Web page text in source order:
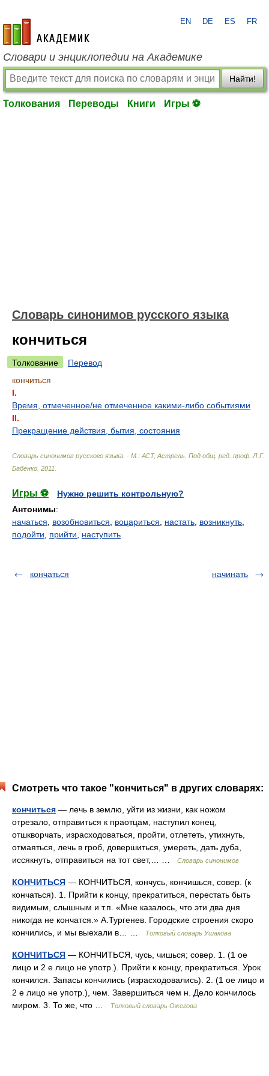
academic.ru
EN DE ES FR
Словари и энциклопедии на Академике
Найти!
Толкования Переводы Книги Игры ⚽
Словарь синонимов русского языка
кончиться
Толкование
Перевод
кончиться
I.
Время, отмеченное/не отмеченное какими-либо событиями
II.
Прекращение действия, бытия, состояния
Словарь синонимов русского языка. - М.: АСТ, Астрель Под общ. ред. проф. Л.Г.
Бабенко 2011
Игры ⚽
Нужно решить контрольную?
Антонимы:
начаться
возобновиться воцариться настать возникнуть
подойти
прийти наступить
кончаться начинать
Смотреть что такое "кончиться" в других словарях:
кончиться — лечь в землю, уйти из жизни, как ножом
отрезало, отправиться к праотцам, наступил конец,
отшкворчать, израсходоваться, пройти, отлететь, утихнуть,
отмаяться, лечь в гроб, довершиться, умереть, дать дуба,
иссякнуть, отправиться на тот свет,… …
Словарь синонимов
КОНЧИТЬСЯ — КОНЧИТЬСЯ, кончусь, кончишься, совер. (к
кончаться). 1. Прийти к концу, прекратиться, перестать быть
видимым, слышным и т.п. «Мне казалось, что эти два дня
никогда не кончатся.» А.Тургенев. Городские строения скоро
кончились, и мы выехали в… …
Толковый словарь Ушакова
КОНЧИТЬСЯ — КОНЧИТЬСЯ, чусь, чишься; совер. 1. (1 ое
лицо и 2 е лицо не употр.). Прийти к концу, прекратиться. Урок
кончился. Запасы кончились (израсходовались). 2. (1 ое лицо и
2 е лицо не употр.), чем. Завершиться чем н. Дело кончилось
миром. 3. То же, что …
Толковый словарь Ожегова